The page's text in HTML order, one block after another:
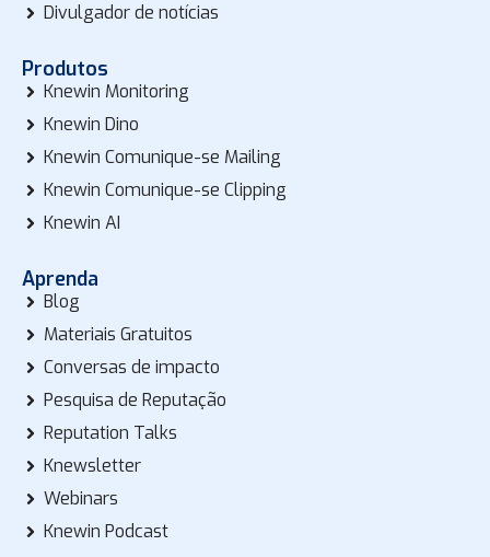
Divulgador de notícias
Produtos
Knewin Monitoring
Knewin Dino
Knewin Comunique-se Mailing
Knewin Comunique-se Clipping
Knewin AI
Aprenda
Blog
Materiais Gratuitos
Conversas de impacto
Pesquisa de Reputação
Reputation Talks
Knewsletter
Webinars
Knewin Podcast